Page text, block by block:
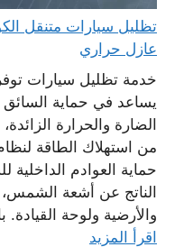
عازل حراري
خدمة تظليل سيارات
يساعد في حماية
الضارة والحرارة
من استهلاك الطاقة
حماية العوادم الداخلية
الناتج عن أشعة
والأرضية ولوحة القيادة.
اقرأ المزيد